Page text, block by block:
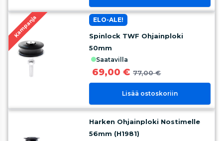
Kampanja ELO-ALE!
Spinlock TWF Ohjainploki
50mm
saatavilla
69,00 € 77,00 €
Lisää ostoskoriin
Harken Ohjainploki Nostimelle
56mm (H1981)